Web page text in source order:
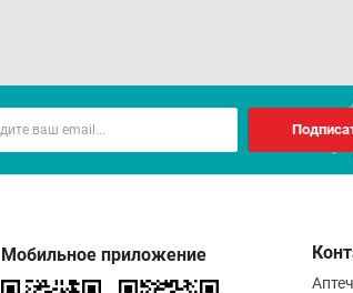
Мобильное приложение